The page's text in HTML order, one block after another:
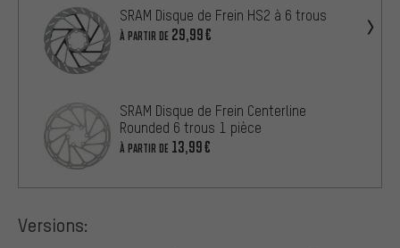
SRAM Disque de Frein HS2 à 6 trous
À PARTIR DE 29,99€
SRAM Disque de Frein Centerline
Rounded 6 trous 1 pièce
À PARTIR DE 13,99€
Versions: